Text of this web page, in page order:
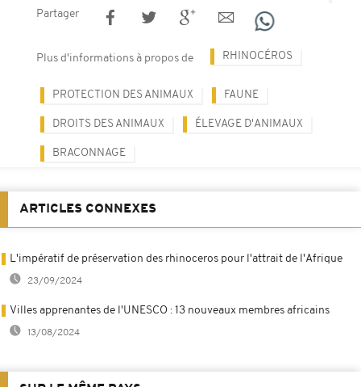
Partager
Plus d'informations à propos de RHINOCÉROS
PROTECTION DES ANIMAUX FAUNE
DROITS DES ANIMAUX ÉLEVAGE D'ANIMAUX
BRACONNAGE
ARTICLES CONNEXES
L'impératif de préservation des rhinoceros pour l'attrait de l'Afrique
23/09/2024
Villes apprenantes de l'UNESCO : 13 nouveaux membres africains
13/08/2024